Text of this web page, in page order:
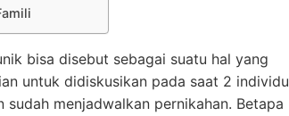
bisa disebut sebagai suatu hal yang
untuk didiskusikan pada saat 2 individu
sudah menjadwalkan pernikahan. Betapa